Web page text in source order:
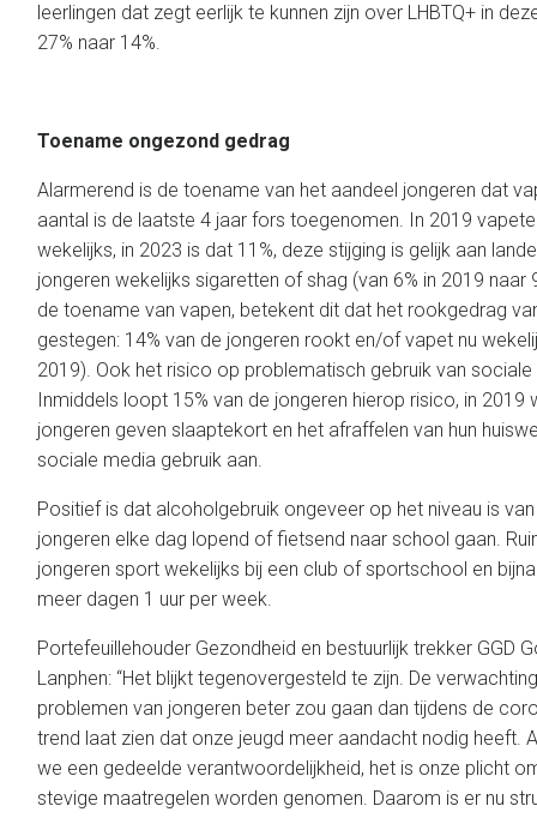
leerlingen dat zegt eerlijk te kunnen zijn over LHBTQ+ in
27% naar 14%.
Toename ongezond gedrag
Alarmerend is de toename van het aandeel jongeren dat
aantal is de laatste 4 jaar fors toegenomen. In 2019
wekelijks, in 2023 is dat 11%, deze stijging is gelijk aan
jongeren wekelijks sigaretten of shag (van 6% in 2019 naar
de toename van vapen, betekent dit dat het rookgedrag
gestegen: 14% van de jongeren rookt en/of vapet nu
2019). Ook het risico op problematisch gebruik van
Inmiddels loopt 15% van de jongeren hierop risico, in 2019
jongeren geven slaaptekort en het afraffelen van hun
sociale media gebruik aan.
Positief is dat alcoholgebruik ongeveer op het niveau is
jongeren elke dag lopend of fietsend naar school gaan.
jongeren sport wekelijks bij een club of sportschool en
meer dagen 1 uur per week.
Portefeuillehouder Gezondheid en bestuurlijk trekker GGD
Lanphen: “Het blijkt tegenovergesteld te zijn. De
problemen van jongeren beter zou gaan dan tijdens de
trend laat zien dat onze jeugd meer aandacht nodig heeft.
we een gedeelde verantwoordelijkheid, het is onze plicht
stevige maatregelen worden genomen. Daarom is er nu